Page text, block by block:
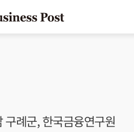
구례군, 한국금융연구원